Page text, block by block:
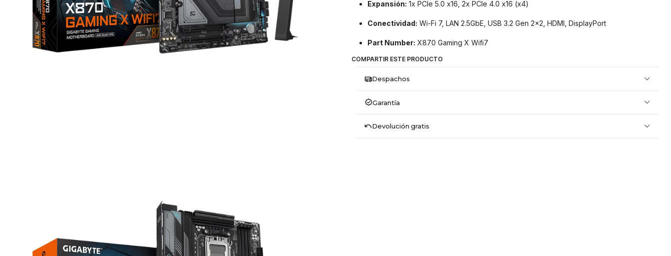
Expansión: 1x PCIe 5.0 x16, 2x PCIe 4.0 x16 (x4)
Conectividad: Wi-Fi 7, LAN 2.5GbE, USB 3.2 Gen 2x2, HDMI, DisplayPort
Part Number: X870 Gaming X Wifi7
COMPARTIR ESTE PRODUCTO
Despachos
Garantía
Devolución gratis